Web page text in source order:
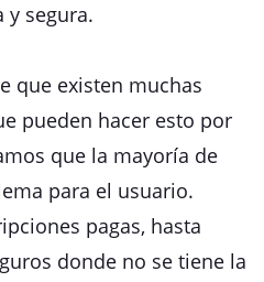
y segura.
que existen muchas
pueden hacer esto por
que la mayoría de
para el usuario.
pagas, hasta
donde no se tiene la